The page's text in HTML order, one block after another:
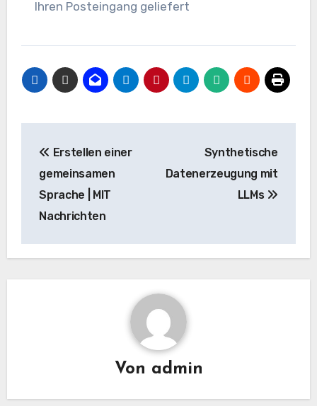
Ihren Posteingang geliefert
Navigation
Erstellen einer
gemeinsamen
Sprache | MIT
Nachrichten
Synthetische
Datenerzeugung mit
LLMs
Von admin